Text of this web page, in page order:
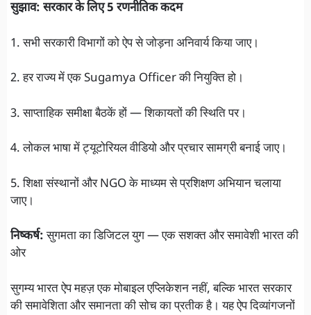
सुझाव: सरकार के लिए 5 रणनीतिक कदम
1. सभी सरकारी विभागों को ऐप से जोड़ना अनिवार्य किया जाए।
2. हर राज्य में एक Sugamya Officer की नियुक्ति हो।
3. साप्ताहिक समीक्षा बैठकें हों — शिकायतों की स्थिति पर।
4. लोकल भाषा में ट्यूटोरियल वीडियो और प्रचार सामग्री बनाई जाए।
5. शिक्षा संस्थानों और NGO के माध्यम से प्रशिक्षण अभियान चलाया
जाए।
निष्कर्ष:सुगमता का डिजिटल युग — एक सशक्त और समावेशी भारत की
ओर
सुगम्य भारत ऐप महज़ एक मोबाइल एप्लिकेशन नहीं, बल्कि भारत सरकार
की समावेशिता और समानता की सोच का प्रतीक है। यह ऐप दिव्यांगजनों